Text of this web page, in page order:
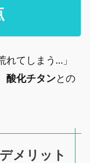
れてしまう…」
酸化チタンとの
メリット